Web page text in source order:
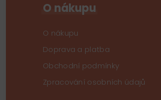
O nákupu
O nákupu
Doprava a platba
Obchodní podmínky
Zpracování osobních údajů